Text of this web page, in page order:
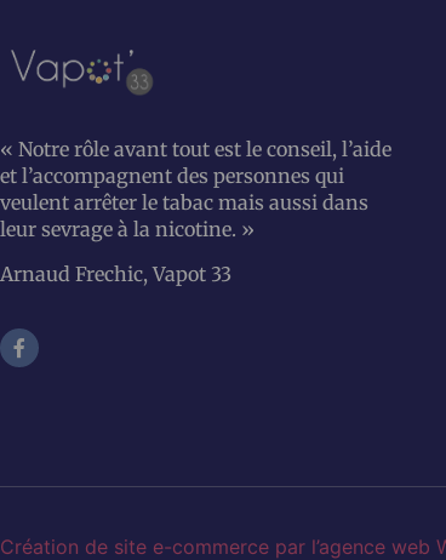
« Notre rôle avant tout est le conseil, l’aide
et l’accompagnent des personnes qui
veulent arrêter le tabac mais aussi dans
leur sevrage à la nicotine. »
Arnaud Frechic, Vapot 33
Création de site e-commerce par l’agence web